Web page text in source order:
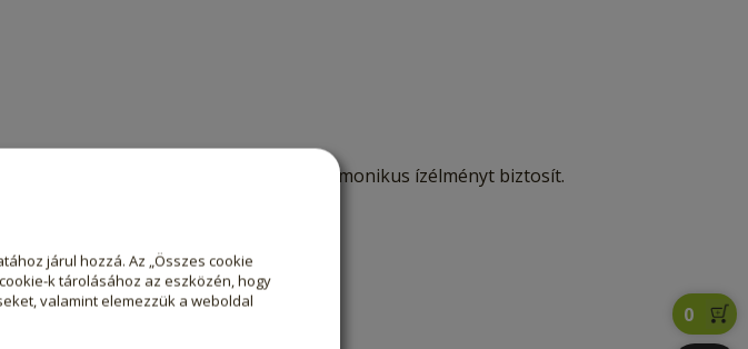
receptekben is, így egyenletes, harmonikus ízélményt biztosít.
0
járul hozzá. Az „Összes cookie
k tárolásához az eszközén, hogy
valamint elemezzük a weboldal